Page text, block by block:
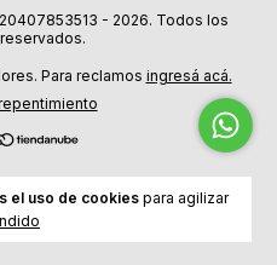
el uso de cookies para agilizar
- 2026. Todos los
Para reclamos ingresá acá.